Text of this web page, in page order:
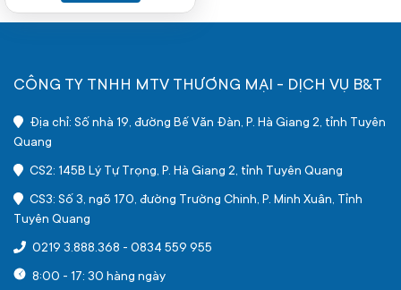
CÔNG TY TNHH MTV THƯƠNG MẠI - DỊCH VỤ B&T
Địa chỉ: Số nhà 19, đường Bế Văn Đàn, P. Hà Giang 2, tỉnh Tuyên
Quang
CS2: 145B Lý Tự Trọng, P. Hà Giang 2, tỉnh Tuyên Quang
CS3: Số 3, ngõ 170, đường Trường Chinh, P. Minh Xuân, Tỉnh
Tuyên Quang
0219 3.888.368 - 0834 559 955
8:00 - 17: 30 hàng ngày